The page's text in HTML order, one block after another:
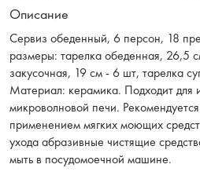
Описание
Сервиз обеденный, 6 персон, 18
размеры: тарелка обеденная, 26,5
закусочная, 19 см - 6 шт, тарелка
Материал: керамика. Подходит для
микроволновой печи.
применением мягких моющих
ухода абразивные чистящие
мыть в посудомоечной машине.